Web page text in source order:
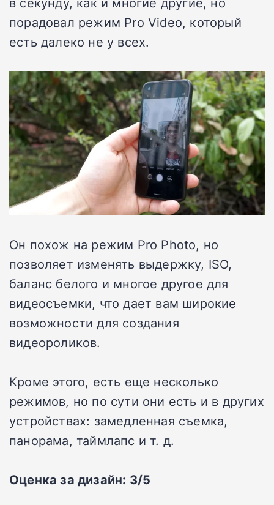
порадовал режим Pro Video, который
есть далеко не у всех.
Он похож на режим Pro Photo, но
позволяет изменять выдержку, ISO,
баланс белого и многое другое для
видеосъемки, что дает вам широкие
возможности для создания
видеороликов.
Кроме этого, есть еще несколько
режимов, но по сути они есть и в других
устройствах: замедленная съемка,
панорама, таймлапс и т. д.
Оценка за дизайн: 3/5